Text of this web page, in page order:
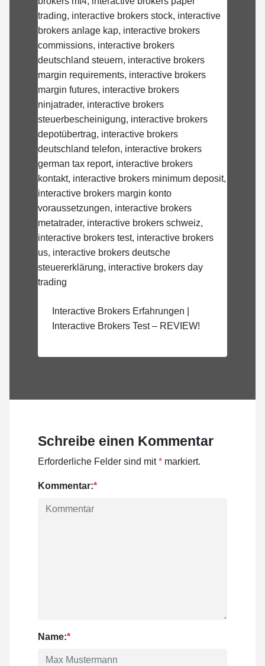
Interactive Brokers Erfahrungen |
Interactive Brokers Test – REVIEW!
Schreibe einen Kommentar
Erforderliche Felder sind mit* markiert.
Kommentar:*
Name:*